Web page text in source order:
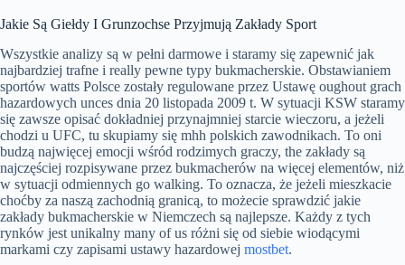
Jakie Są Giełdy I Grunzochse Przyjmują Zakłady Sport
Wszystkie analizy są w pełni darmowe i staramy się zapewnić jak
najbardziej trafne i really pewne typy bukmacherskie. Obstawianiem
sportów watts Polsce zostały regulowane przez Ustawę oughout grach
hazardowych unces dnia 20 listopada 2009 t. W sytuacji KSW staramy
się zawsze opisać dokładniej przynajmniej starcie wieczoru, a jeżeli
chodzi u UFC, tu skupiamy się mhh polskich zawodnikach. To oni
budzą najwięcej emocji wśród rodzimych graczy, the zakłady są
najczęściej rozpisywane przez bukmacherów na więcej elementów, niż
w sytuacji odmiennych go walking. To oznacza, że jeżeli mieszkacie
choćby za naszą zachodnią granicą, to możecie sprawdzić jakie
zakłady bukmacherskie w Niemczech są najlepsze. Każdy z tych
rynków jest unikalny many of us różni się od siebie wiodącymi
markami czy zapisami ustawy hazardowej mostbet.